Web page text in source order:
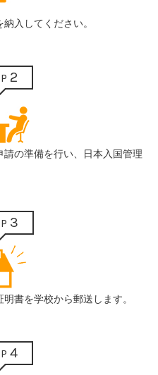
入してください。
2
の準備を行い、日本入国管理
3
書を学校から郵送します。
4